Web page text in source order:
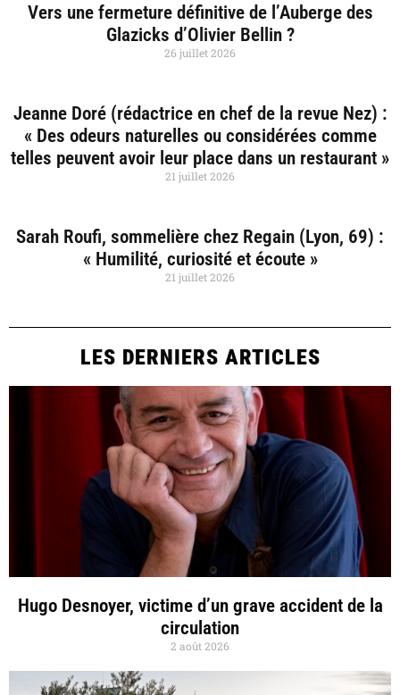
Vers une fermeture définitive de l’Auberge des
Glazicks d’Olivier Bellin ?
26 juillet 2026
Jeanne Doré (rédactrice en chef de la revue Nez) :
« Des odeurs naturelles ou considérées comme
telles peuvent avoir leur place dans un restaurant »
21 juillet 2026
Sarah Roufi, sommelière chez Regain (Lyon, 69) :
« Humilité, curiosité et écoute »
21 juillet 2026
LES DERNIERS ARTICLES
Hugo Desnoyer, victime d’un grave accident de la
circulation
2 août 2026